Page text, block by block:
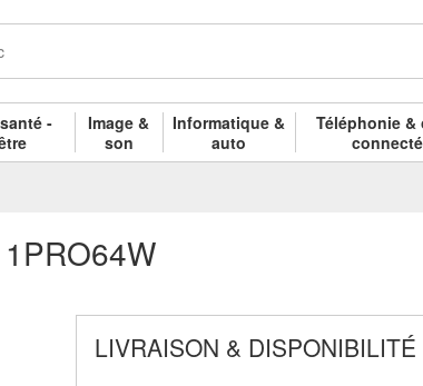
-
Image &
son
Informatique &
auto
Téléphonie &
connecté
LIVRAISON & DISPONIBILITÉ